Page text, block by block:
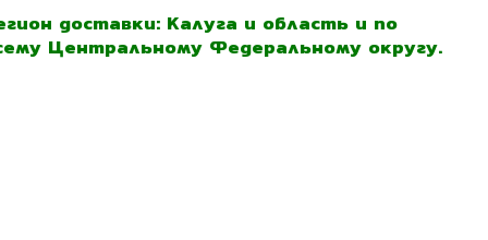
доставки: Калуга и область и по
Центральному Федеральному округу.